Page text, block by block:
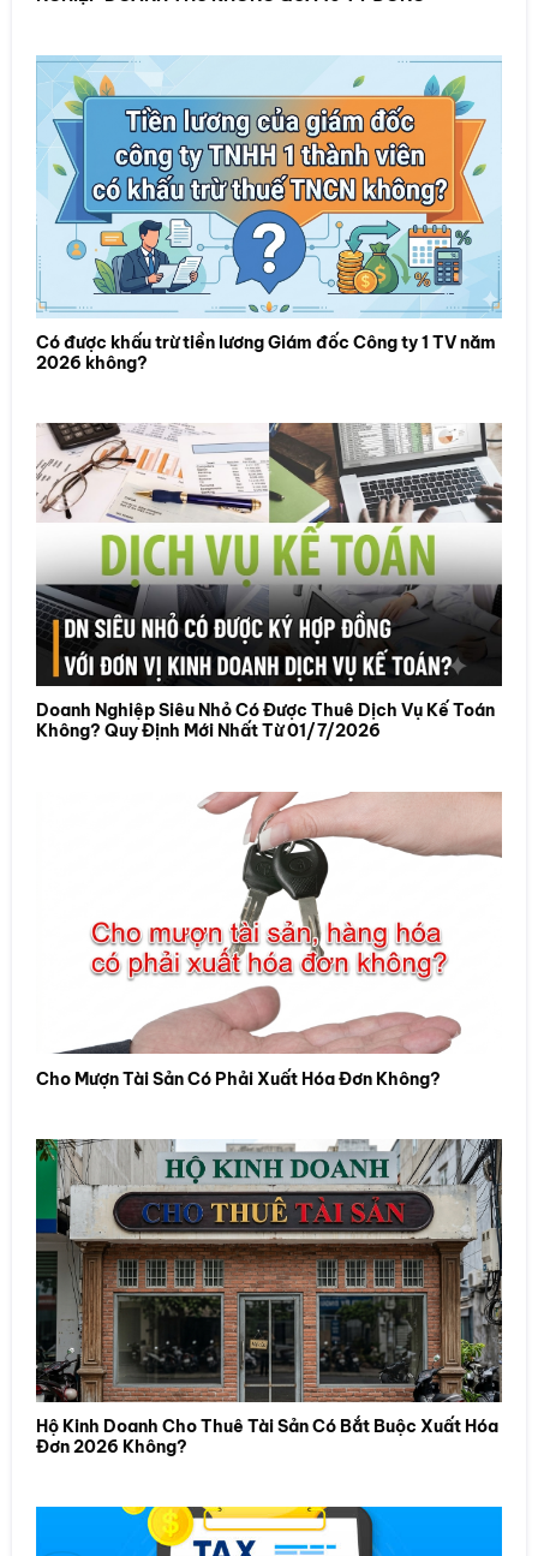
Có được khấu trừ tiền lương Giám đốc Công ty 1 TV năm
2026 không?
Doanh Nghiệp Siêu Nhỏ Có Được Thuê Dịch Vụ Kế Toán
Không? Quy Định Mới Nhất Từ 01/7/2026
Cho Mượn Tài Sản Có Phải Xuất Hóa Đơn Không?
Hộ Kinh Doanh Cho Thuê Tài Sản Có Bắt Buộc Xuất Hóa
Đơn 2026 Không?